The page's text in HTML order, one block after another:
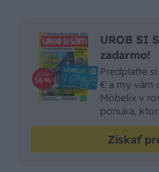
UROB SI
zadarmo!
Predplaťte
€ a my vám
Möbelix v
ponuka,
Získať